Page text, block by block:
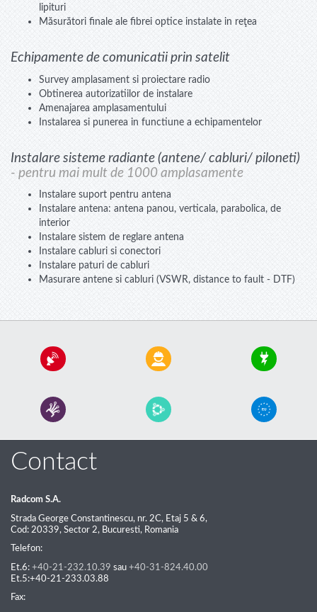
lipituri
Măsurători finale ale fibrei optice instalate in reţea
Echipamente de comunicatii prin satelit
Survey amplasament si proiectare radio
Obtinerea autorizatiilor de instalare
Amenajarea amplasamentului
Instalarea si punerea in functiune a echipamentelor
Instalare sisteme radiante (antene/ cabluri/ piloneti)
- pentru mai mult de 1000 amplasamente
Instalare suport pentru antena
Instalare antena: antena panou, verticala, parabolica, de
interior
Instalare sistem de reglare antena
Instalare cabluri si conectori
Instalare paturi de cabluri
Masurare antene si cabluri (VSWR, distance to fault - DTF)
Contact
Radcom S.A.
Strada George Constantinescu, nr. 2C, Etaj 5 & 6,
Cod: 20339, Sector 2, Bucuresti, Romania
Telefon:
Et.6: +40-21-232.10.39 sau +40-31-824.40.00
Et.5:+40-21-233.03.88
Fax: